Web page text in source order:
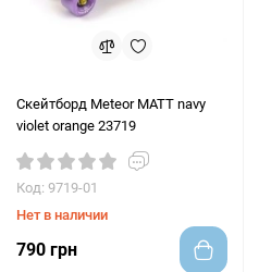
Скейтборд Meteor MATT navy
violet orange 23719
Код: 9719-01
Нет в наличии
790 грн